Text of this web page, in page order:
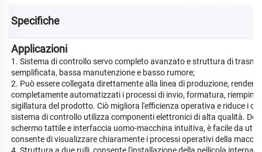
Specifiche
Applicazioni
1. Sistema di controllo servo completo avanzato e struttura di
semplificata, bassa manutenzione e basso rumore;
2. Può essere collegata direttamente alla linea di produzione,
completamente automatizzati i processi di invio, formatura,
sigillatura del prodotto. Ciò migliora l'efficienza operativa e riduce i
sistema di controllo utilizza componenti elettronici di alta qualità.
schermo tattile e interfaccia uomo-macchina intuitiva, è facile da
consente di visualizzare chiaramente i processi operativi della